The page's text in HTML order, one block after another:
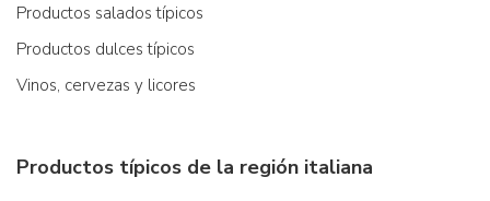
Productos salados típicos
Productos dulces típicos
Vinos, cervezas y licores
Productos típicos de la región italiana